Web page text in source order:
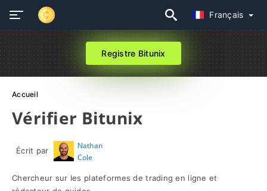
Français
Registre Bitunix
Accueil
Vérifier Bitunix
Écrit par
Nathan
Cole
Chercheur sur les plateformes de trading en ligne et